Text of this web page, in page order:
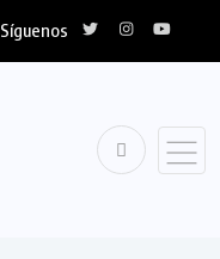
Síguenos